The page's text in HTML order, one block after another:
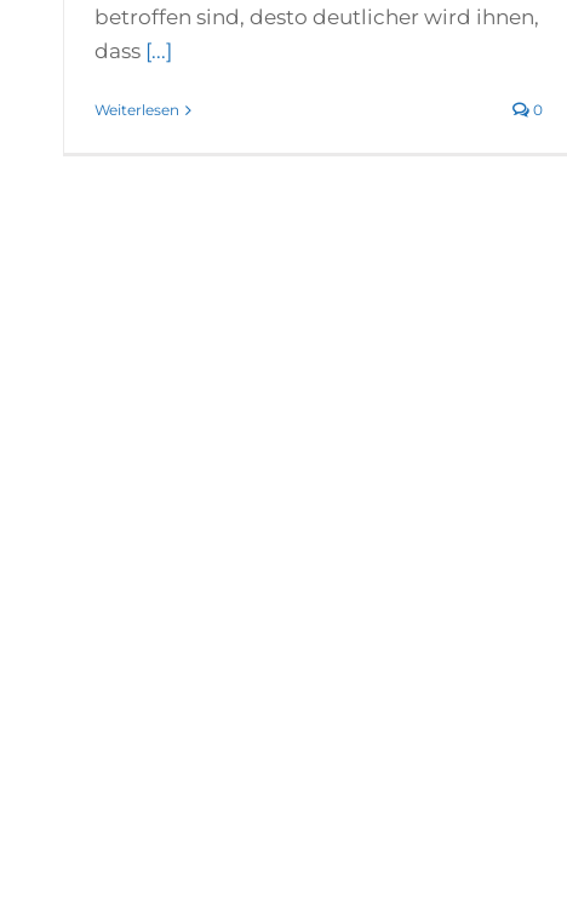
betroffen sind, desto deutlicher wird ihnen,
dass [...]
Weiterlesen 0